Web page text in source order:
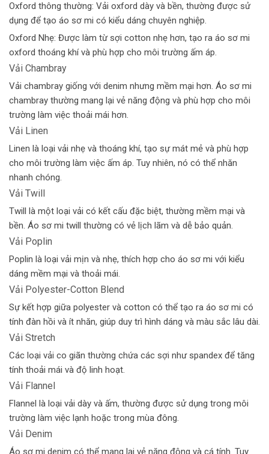
Oxford thông thường: Vải oxford dày và bền, thường được sử
dụng để tạo áo sơ mi có kiểu dáng chuyên nghiệp.
Oxford Nhẹ: Được làm từ sợi cotton nhẹ hơn, tạo ra áo sơ mi
oxford thoáng khí và phù hợp cho môi trường ấm áp.
Vải Chambray
Vải chambray giống với denim nhưng mềm mại hơn. Áo sơ mi
chambray thường mang lại vẻ năng động và phù hợp cho môi
trường làm việc thoải mái hơn.
Vải Linen
Linen là loại vải nhẹ và thoáng khí, tạo sự mát mẻ và phù hợp
cho môi trường làm việc ấm áp. Tuy nhiên, nó có thể nhăn
nhanh chóng.
Vải Twill
Twill là một loại vải có kết cấu đặc biệt, thường mềm mại và
bền. Áo sơ mi twill thường có vẻ lịch lãm và dễ bảo quản.
Vải Poplin
Poplin là loại vải mịn và nhẹ, thích hợp cho áo sơ mi với kiểu
dáng mềm mại và thoải mái.
Vải Polyester-Cotton Blend
Sự kết hợp giữa polyester và cotton có thể tạo ra áo sơ mi có
tính đàn hồi và ít nhăn, giúp duy trì hình dáng và màu sắc lâu dài.
Vải Stretch
Các loại vải co giãn thường chứa các sợi như spandex để tăng
tính thoải mái và độ linh hoạt.
Vải Flannel
Flannel là loại vải dày và ấm, thường được sử dụng trong môi
trường làm việc lạnh hoặc trong mùa đông.
Vải Denim